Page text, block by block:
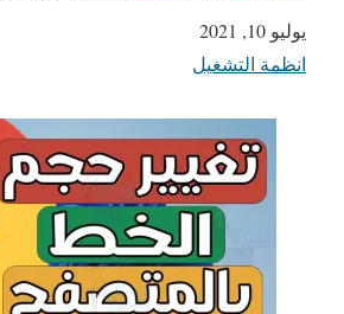
التاريخ
يوليو 10, 2021
في ما يتعلق بما يأتي
انظمة التشغيل